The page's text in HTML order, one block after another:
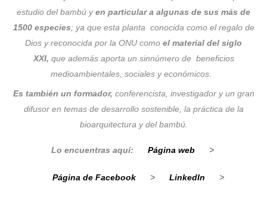
estudio del bambú yen particular a algunas de sus más de
1500 especies; ya que esta planta conocida como el regalo de
Dios y reconocida por la ONU como el material del siglo
XXI, que además aporta un sinnúmero de beneficios
medioambientales, sociales y económicos.
Es también un formador, conferencista, investigador y un gran
difusor en temas de desarrollo sostenible, la práctica de la
bioarquitectura y del bambú.
Lo encuentras aquí: Página web >
Página de Facebook > LinkedIn >